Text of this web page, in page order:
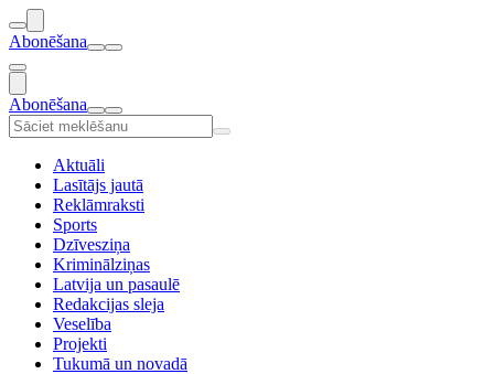
Abonēšana
Abonēšana
Aktuāli
Lasītājs jautā
Reklāmraksti
Sports
Dzīvesziņa
Kriminālziņas
Latvija un pasaulē
Redakcijas sleja
Veselība
Projekti
Tukumā un novadā